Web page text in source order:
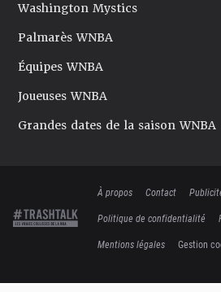
Washington Mystics
Palmarès WNBA
Équipes WNBA
Joueuses WNBA
Grandes dates de la saison WNBA
À propos Contact
Politique de confidentialité
Mentions légales
Gestion